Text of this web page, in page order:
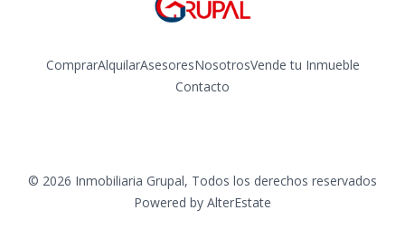
ComprarAlquilarAsesoresNosotrosVende tu Inmueble
Contacto
© 2026 Inmobiliaria Grupal, Todos los derechos reservados
Powered by AlterEstate